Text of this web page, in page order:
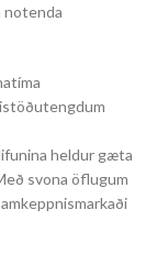
notenda
heldur gæta
svona öflugum